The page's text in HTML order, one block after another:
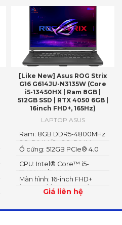
[Like New] Asus ROG Strix
G16 G614JU-N3135W (Core
i5-13450HX | Ram 8GB |
512GB SSD | RTX 4050 6GB |
16inch FHD+, 165Hz)
LAPTOP ASUS
Giá liên hệ
Màn hình: 16-inch FHD+
(WUXGA) (1920 x 1200)
CPU: Intel® Core™ i5-
13450HX (2.40GHz up to
4.60GHz, 20MB Cache)
Ổ cứng: 512GB PCIe® 4.0
Ram: 8GB DDR5-4800MHz
SO-DIMM (2x SO-DIMM
slot)